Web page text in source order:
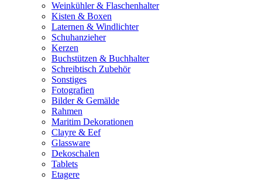
Weinkühler & Flaschenhalter
Kisten & Boxen
Laternen & Windlichter
Schuhanzieher
Kerzen
Buchstützen & Buchhalter
Schreibtisch Zubehör
Sonstiges
Fotografien
Bilder & Gemälde
Rahmen
Maritim Dekorationen
Clayre & Eef
Glassware
Dekoschalen
Tablets
Etagere